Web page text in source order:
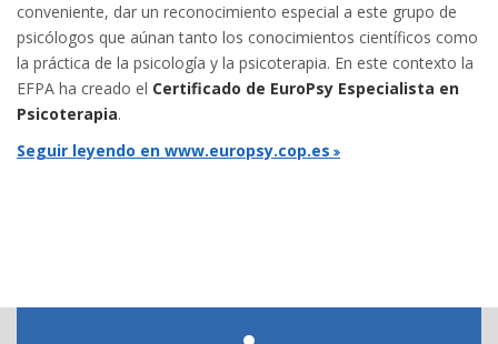
conveniente, dar un reconocimiento especial a este grupo de
psicólogos que aúnan tanto los conocimientos científicos como
la práctica de la psicología y la psicoterapia. En este contexto la
EFPA ha creado el Certificado de EuroPsy Especialista en
Psicoterapia.
Seguir leyendo en www.europsy.cop.es